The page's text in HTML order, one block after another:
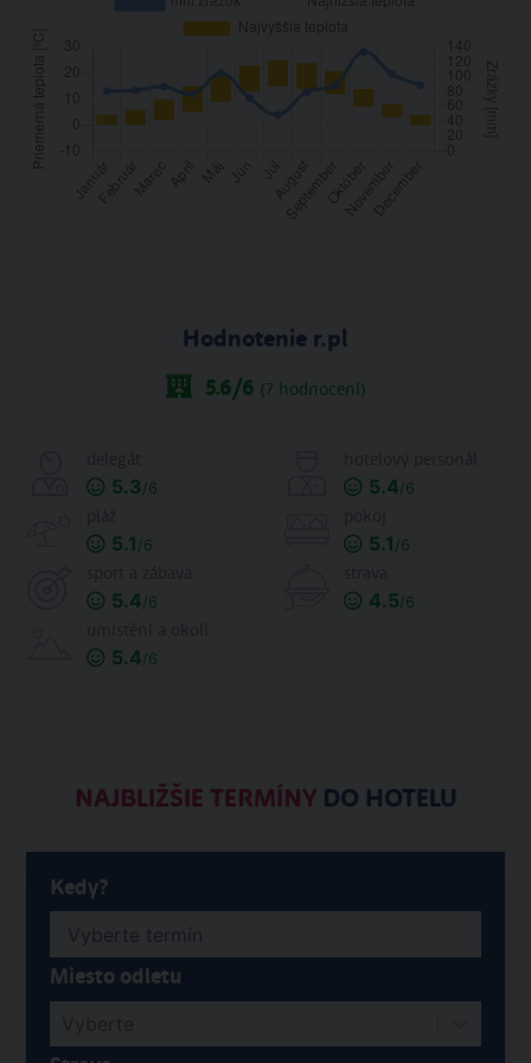
Hodnotenie r.pl
5.6/6 (7 hodnocení)
5.3/6 5.4/6
5.1 /6 5.1 /6
5.4/6 4.5/6
5.4/6
NAJBLIŽŠIE TERMÍNYDO HOTELU
Kedy?
Miesto odletu